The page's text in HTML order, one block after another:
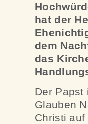
hat der
dem
das
Der Papst
Glauben
Christi